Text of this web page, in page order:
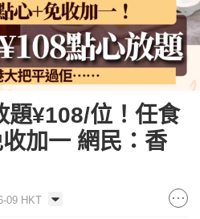
題¥108/位！任食
加一 網民：香
09 HKT